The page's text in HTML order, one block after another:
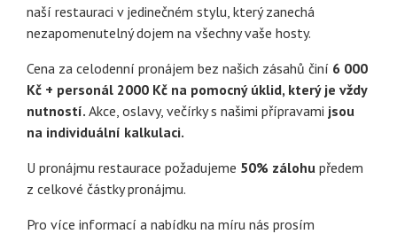
naší restauraci v jedinečném stylu, který zanechá
nezapomenutelný dojem na všechny vaše hosty.
Cena za celodenní pronájem bez našich zásahů činí 6 000
Kč + personál 2000 Kč na pomocný úklid, který je vždy
nutností. Akce, oslavy, večírky s našimi přípravami jsou
na individuální kalkulaci.
U pronájmu restaurace požadujeme 50% zálohu předem
z celkové částky pronájmu.
Pro více informací a nabídku na míru nás prosím